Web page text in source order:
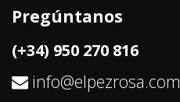
Pregúntanos
(+34) 950 270 816
info@elpezrosa.com